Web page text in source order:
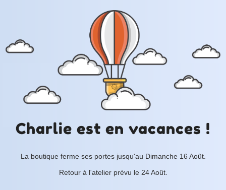
Charlie est en vacances !
La boutique ferme ses portes jusqu'au Dimanche 16 Août.
Retour à l'atelier prévu le 24 Août.